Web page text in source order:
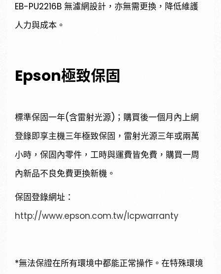
EB-PU2216B 無濾網設計，亦無需更換，降低維護
人力與成本。
Epson極致保固
標準保固一年(含雷射光源)；購買後一個月內上網
登錄即享主機三年極致保固，雷射光源三年或兩萬
小時，保固內零件，工時與運費皆免費，購買一周
內新品不良免費更換新機。
保固登錄網址：
http://www.epson.com.tw/lcpwarranty
*無法保證在所有環境中都能正常操作。在特殊環境